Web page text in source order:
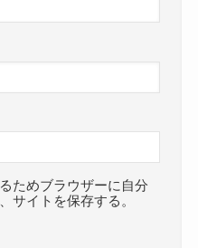
ためブラウザーに自分
サイトを保存する。